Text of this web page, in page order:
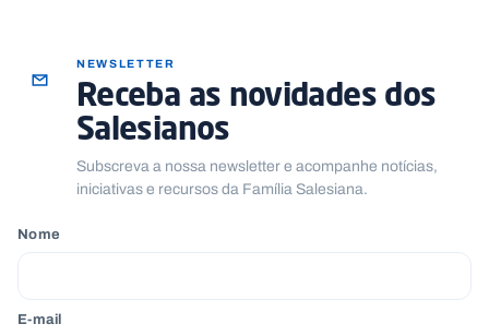
NEWSLETTER
Receba as novidades dos
Salesianos
Subscreva a nossa newsletter e acompanhe notícias,
iniciativas e recursos da Família Salesiana.
Nome
E-mail